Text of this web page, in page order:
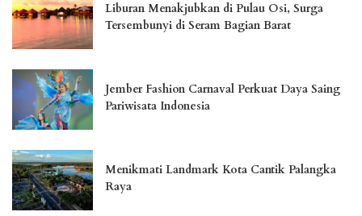
Liburan Menakjubkan di Pulau Osi, Surga
Tersembunyi di Seram Bagian Barat
Jember Fashion Carnaval Perkuat Daya Saing
Pariwisata Indonesia
Menikmati Landmark Kota Cantik Palangka
Raya